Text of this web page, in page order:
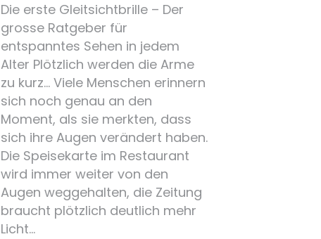
Die erste Gleitsichtbrille – Der
grosse Ratgeber für
entspanntes Sehen in jedem
Alter Plötzlich werden die Arme
zu kurz… Viele Menschen erinnern
sich noch genau an den
Moment, als sie merkten, dass
sich ihre Augen verändert haben.
Die Speisekarte im Restaurant
wird immer weiter von den
Augen weggehalten, die Zeitung
braucht plötzlich deutlich mehr
Licht…